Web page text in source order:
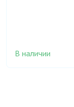
В наличии